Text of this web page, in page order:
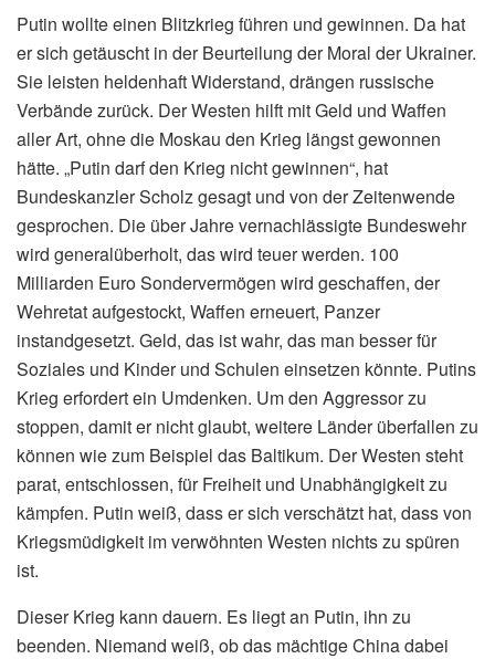
Putin wollte einen Blitzkrieg führen und gewinnen. Da hat
er sich getäuscht in der Beurteilung der Moral der Ukrainer.
Sie leisten heldenhaft Widerstand, drängen russische
Verbände zurück. Der Westen hilft mit Geld und Waffen
aller Art, ohne die Moskau den Krieg längst gewonnen
hätte. „Putin darf den Krieg nicht gewinnen“, hat
Bundeskanzler Scholz gesagt und von der Zeitenwende
gesprochen. Die über Jahre vernachlässigte Bundeswehr
wird generalüberholt, das wird teuer werden. 100
Milliarden Euro Sondervermögen wird geschaffen, der
Wehretat aufgestockt, Waffen erneuert, Panzer
instandgesetzt. Geld, das ist wahr, das man besser für
Soziales und Kinder und Schulen einsetzen könnte. Putins
Krieg erfordert ein Umdenken. Um den Aggressor zu
stoppen, damit er nicht glaubt, weitere Länder überfallen zu
können wie zum Beispiel das Baltikum. Der Westen steht
parat, entschlossen, für Freiheit und Unabhängigkeit zu
kämpfen. Putin weiß, dass er sich verschätzt hat, dass von
Kriegsmüdigkeit im verwöhnten Westen nichts zu spüren
ist.
Dieser Krieg kann dauern. Es liegt an Putin, ihn zu
beenden. Niemand weiß, ob das mächtige China dabei